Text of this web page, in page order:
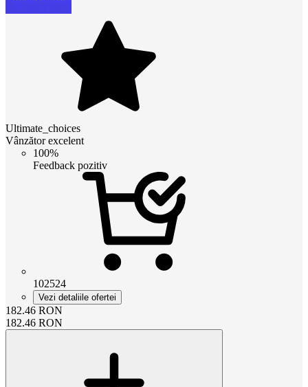
Ultimate_choices
Vânzător excelent
100%
Feedback pozitiv
102524
Vezi detaliile ofertei
182.46 RON
182.46 RON